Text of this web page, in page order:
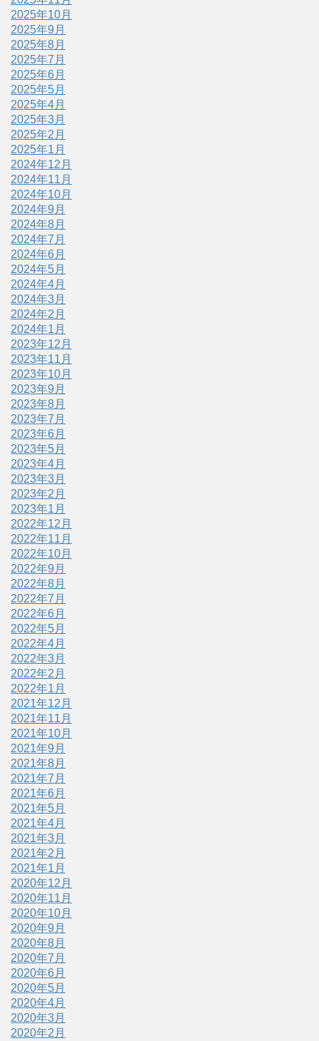
2025年10月
2025年9月
2025年8月
2025年7月
2025年6月
2025年5月
2025年4月
2025年3月
2025年2月
2025年1月
2024年12月
2024年11月
2024年10月
2024年9月
2024年8月
2024年7月
2024年6月
2024年5月
2024年4月
2024年3月
2024年2月
2024年1月
2023年12月
2023年11月
2023年10月
2023年9月
2023年8月
2023年7月
2023年6月
2023年5月
2023年4月
2023年3月
2023年2月
2023年1月
2022年12月
2022年11月
2022年10月
2022年9月
2022年8月
2022年7月
2022年6月
2022年5月
2022年4月
2022年3月
2022年2月
2022年1月
2021年12月
2021年11月
2021年10月
2021年9月
2021年8月
2021年7月
2021年6月
2021年5月
2021年4月
2021年3月
2021年2月
2021年1月
2020年12月
2020年11月
2020年10月
2020年9月
2020年8月
2020年7月
2020年6月
2020年5月
2020年4月
2020年3月
2020年2月